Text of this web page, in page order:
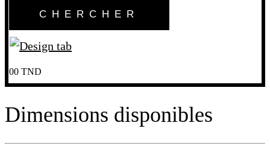
00 TND
Dimensions disponibles